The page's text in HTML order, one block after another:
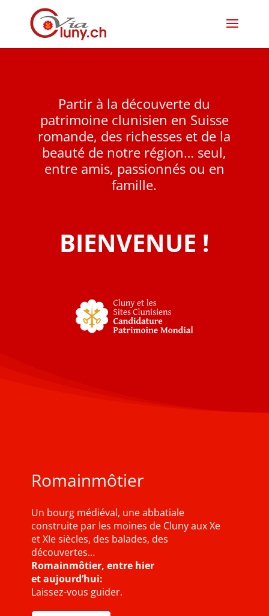
Partir à la découverte du
patrimoine clunisien en Suisse
romande, des richesses et de la
beauté de notre région… seul,
entre amis, passionnés ou en
famille.
BIENVENUE !
Romainmôtier
Un bourg médiéval, une abbatiale
construite par les moines de Cluny aux Xe
et XIe siècles, des balades, des
découvertes…
Romainmôtier, entre hier
et aujourd’hui:
Laissez-vous guider.